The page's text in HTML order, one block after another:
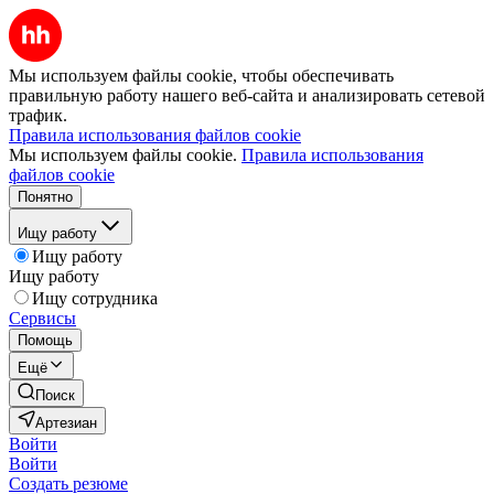
Мы используем файлы cookie, чтобы обеспечивать
правильную работу нашего веб-сайта и анализировать сетевой
трафик.
Правила использования файлов cookie
Мы используем файлы cookie. Правила использования
файлов cookie
Понятно
Ищу работу
Ищу работу
Ищу работу
Ищу сотрудника
Сервисы
Помощь
Ещё
Поиск
Артезиан
Войти
Войти
Создать резюме